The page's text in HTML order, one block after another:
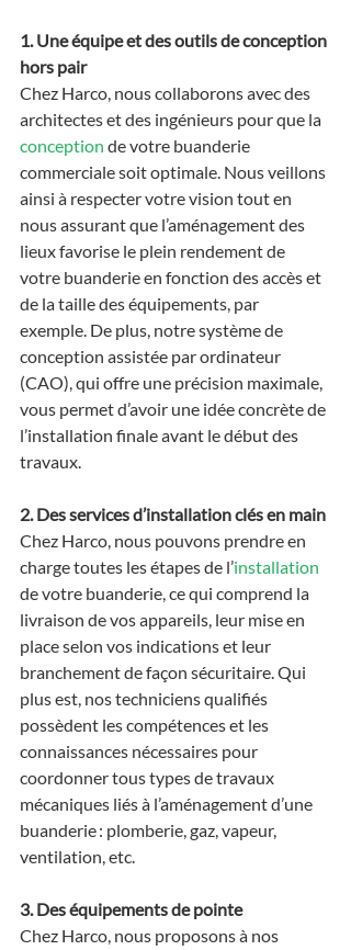
1. Une équipe et des outils de conception
hors pair
Chez Harco, nous collaborons avec des
architectes et des ingénieurs pour que la
conception de votre buanderie
commerciale soit optimale. Nous veillons
ainsi à respecter votre vision tout en
nous assurant que l’aménagement des
lieux favorise le plein rendement de
votre buanderie en fonction des accès et
de la taille des équipements, par
exemple. De plus, notre système de
conception assistée par ordinateur
(CAO), qui offre une précision maximale,
vous permet d’avoir une idée concrète de
l’installation finale avant le début des
travaux.
2. Des services d’installation clés en main
Chez Harco, nous pouvons prendre en
charge toutes les étapes de l’installation
de votre buanderie, ce qui comprend la
livraison de vos appareils, leur mise en
place selon vos indications et leur
branchement de façon sécuritaire. Qui
plus est, nos techniciens qualifiés
possèdent les compétences et les
connaissances nécessaires pour
coordonner tous types de travaux
mécaniques liés à l’aménagement d’une
buanderie : plomberie, gaz, vapeur,
ventilation, etc.
3. Des équipements de pointe
Chez Harco, nous proposons à nos